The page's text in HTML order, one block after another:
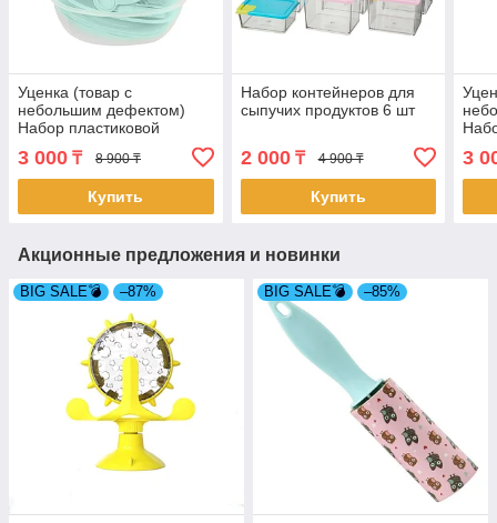
Уценка (товар с
небольшим дефектом)
Набор пластиковой
предметов (4258/2)
3 000 ₸ 8 900 ₸
Купить
Набор контейнеров для
сыпучих продуктов 6 шт
2 000₸ 4 900 ₸
Купить
3
Акционные предложения и новинки
BIG SALE💣 –87% BIG SALE💣 –85%